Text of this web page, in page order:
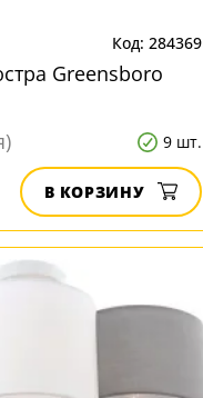
284369
Greensboro
9 шт.
В КОРЗИНУ